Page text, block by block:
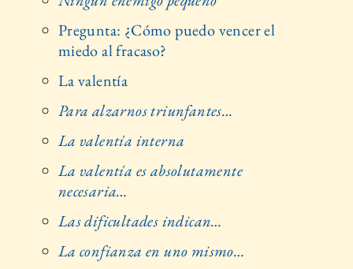
Pregunta: ¿Cómo puedo vencer el
miedo al fracaso?
La valentía
Para alzarnos triunfantes…
La valentía interna
La valentía es absolutamente
necesaria…
Las dificultades indican…
La confianza en uno mismo…